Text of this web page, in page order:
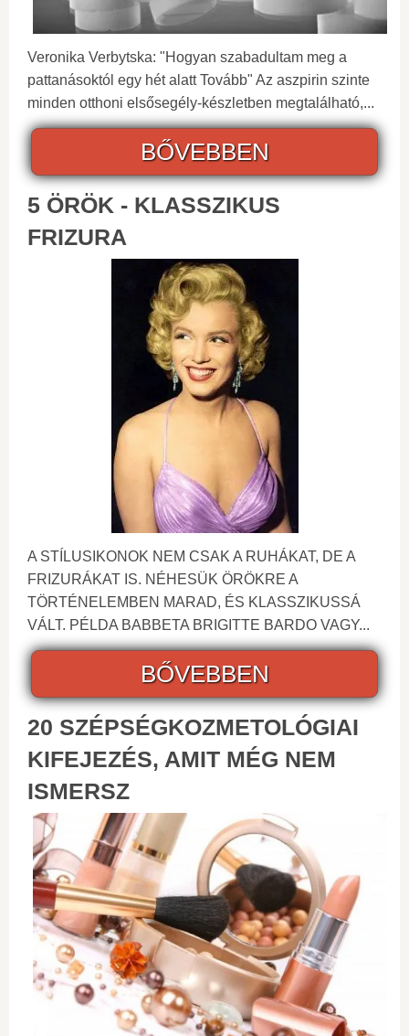
Veronika Verbytska: "Hogyan szabadultam meg a
pattanásoktól egy hét alatt Tovább" Az aszpirin szinte
minden otthoni elsősegély-készletben megtalálható,...
BŐVEBBEN
5 ÖRÖK - KLASSZIKUS
FRIZURA
A STÍLUSIKONOK NEM CSAK A RUHÁKAT, DE A
FRIZURÁKAT IS. NÉHESÜK ÖRÖKRE A
TÖRTÉNELEMBEN MARAD, ÉS KLASSZIKUSSÁ
VÁLT. PÉLDA BABBETA BRIGITTE BARDO VAGY...
BŐVEBBEN
20 SZÉPSÉGKOZMETOLÓGIAI
KIFEJEZÉS, AMIT MÉG NEM
ISMERSZ